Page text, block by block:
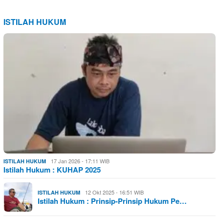
ISTILAH HUKUM
ISTILAH HUKUM 17 Jan 2026 - 17:11 WIB
Istilah Hukum : KUHAP 2025
ISTILAH HUKUM 12 Okt 2025 - 16:51 WIB
Istilah Hukum : Prinsip-Prinsip Hukum Pe…